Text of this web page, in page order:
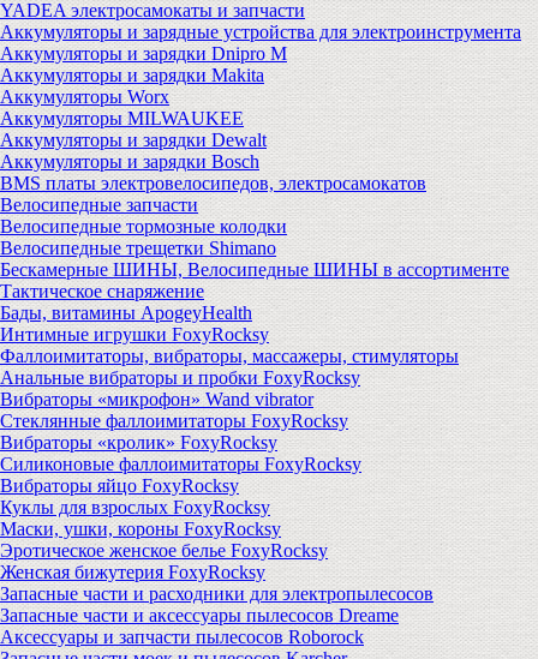
YADEA электросамокаты и запчасти
Аккумуляторы и зарядные устройства для электроинструмента
Аккумуляторы и зарядки Dnipro M
Аккумуляторы и зарядки Makita
Аккумуляторы Worx
Аккумуляторы MILWAUKEE
Аккумуляторы и зарядки Dewalt
Аккумуляторы и зарядки Bosch
BMS платы электровелосипедов, электросамокатов
Велосипедные запчасти
Велосипедные тормозные колодки
Велосипедные трещетки Shimano
Бескамерные ШИНЫ, Велосипедные ШИНЫ в ассортименте
Тактическое снаряжение
Бады, витамины ApogeyHealth
Интимные игрушки FoxyRocksy
Фаллоимитаторы, вибраторы, массажеры, стимуляторы
Анальные вибраторы и пробки FoxyRocksy
Вибраторы «микрофон» Wand vibrator
Стеклянные фаллоимитаторы FoxyRocksy
Вибраторы «кролик» FoxyRocksy
Силиконовые фаллоимитаторы FoxyRocksy
Вибраторы яйцо FoxyRocksy
Куклы для взрослых FoxyRocksy
Маски, ушки, короны FoxyRocksy
Эротическое женское белье FoxyRocksy
Женская бижутерия FoxyRocksy
Запасные части и расходники для электропылесосов
Запасные части и аксессуары пылесосов Dreame
Аксессуары и запчасти пылесосов Roborock